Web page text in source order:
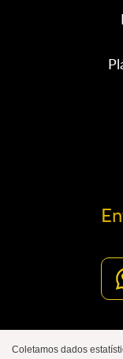
Coletamos dados